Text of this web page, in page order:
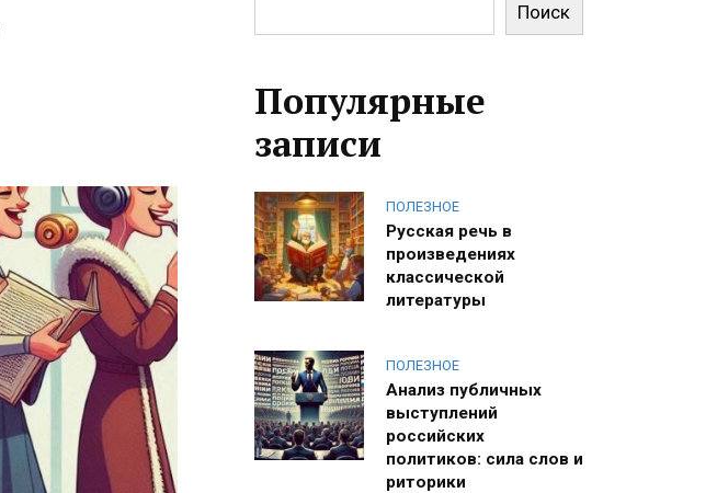
Поиск
Популярные
записи
ПОЛЕЗНОЕ
Русская речь в
произведениях
классической
литературы
ПОЛЕЗНОЕ
Анализ публичных
выступлений
российских
политиков: сила слов и
риторики